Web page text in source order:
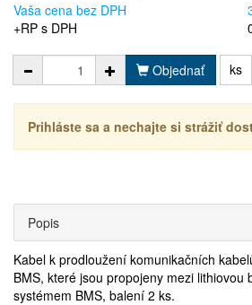
Vaša cena bez DPH
+RP s DPH
Objednať ks
Prihláste sa a nechajte si strážiť
Popis
Kabel k prodloužení komunikačních
BMS, které jsou propojeny mezi lithiovou
systémem BMS, balení 2 ks.